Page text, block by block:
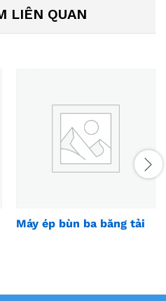
LIÊN QUAN
Máy ép bùn ba băng tải